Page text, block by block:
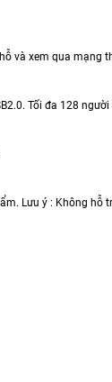
và xem qua mạng
Tối đa 128
Lưu ý : Không hỗ